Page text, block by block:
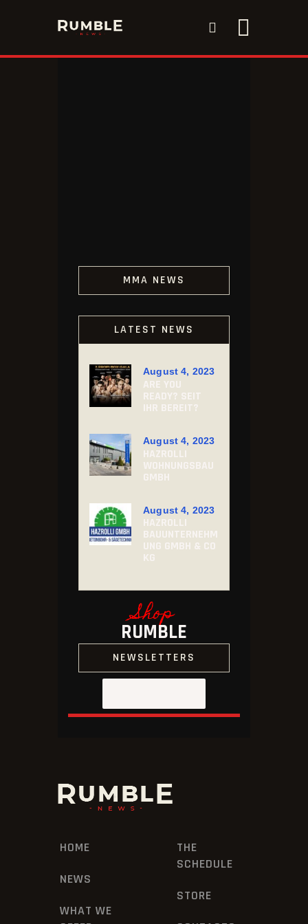
MMA NEWS
LATEST NEWS
ARE YOU
READY? SEIT
IHR BEREIT?
August 4, 2023
HAZROLLI
WOHNUNGSBAU
GMBH
August 4, 2023
HAZROLLI
BAUUNTERNEHM
UNG GMBH & CO
KG
August 4, 2023
Shop
RUMBLE
STORE
NEWSLETTERS
HOME
NEWS
WHAT WE
THE
SCHEDULE
STORE